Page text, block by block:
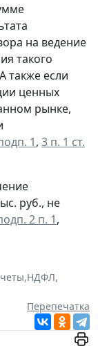
на ведение
такого
также если
ценных
рынке,
1, 3 п. 1 ст.
руб., не
2 п. 1,
,НДФЛ,
Перепечатка